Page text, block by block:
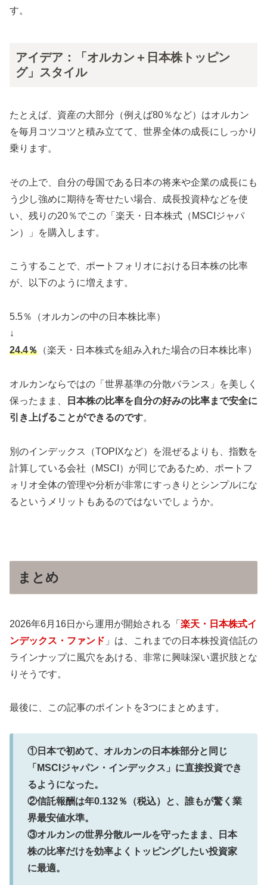
す。
アイデア：「オルカン＋日本株トッピン
グ」スタイル
たとえば、資産の大部分（例えば80％など）はオルカン
を毎月コツコツと積み立てて、世界全体の成長にしっかり
乗ります。
その上で、自分の母国である日本の将来や企業の成長にも
う少し強めに期待を寄せたい場合、成長投資枠などを使
い、残りの20％でこの「楽天・日本株式（MSCIジャパ
ン）」を購入します。
こうすることで、ポートフォリオにおける日本株の比率
が、以下のように増えます。
5.5％（オルカンの中の日本株比率）
↓
24.4％ （楽天・日本株式を組み入れた場合の日本株比率）
オルカンならではの「世界基準の分散バランス」を美しく
保ったまま、
日本株の比率を自分の好みの比率まで安全に
引き上げることができるのです。
別のインデックス（TOPIXなど）を混ぜるよりも、指数を
計算している会社（MSCI）が同じであるため、ポートフ
ォリオ全体の管理や分析が非常にすっきりとシンプルにな
るというメリットもあるのではないでしょうか。
まとめ
2026年6月16日から運用が開始される「 楽天・日本株式イ
ンデックス・ファンド 」は、これまでの日本株投資信託の
ラインナップに風穴をあける、非常に興味深い選択肢とな
りそうです。
最後に、この記事のポイントを3つにまとめます。
①日本で初めて、オルカンの日本株部分と同じ
「MSCIジャパン・インデックス」に直接投資でき
るようになった。
②信託報酬は年0.132％（税込）と、誰もが驚く業
界最安値水準。
③オルカンの世界分散ルールを守ったまま、日本
株の比率だけを効率よくトッピングしたい投資家
に最適。